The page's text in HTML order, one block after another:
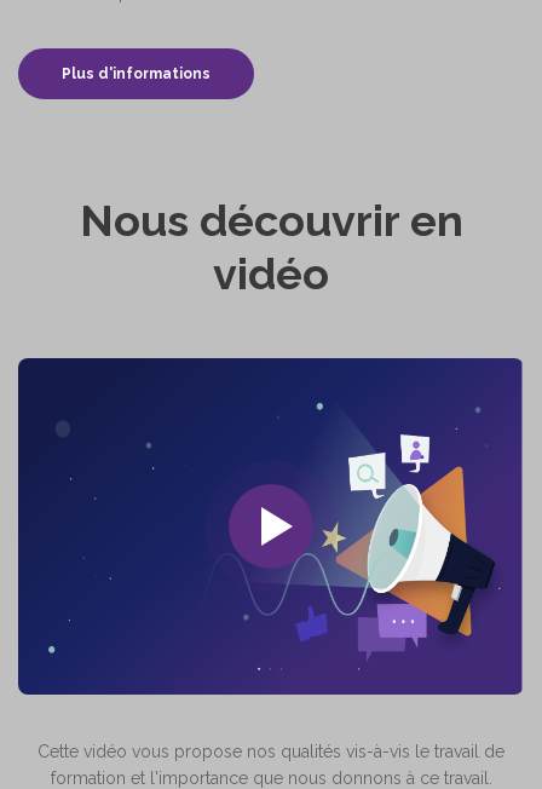
Plus d'informations
Nous découvrir en
vidéo
Cette vidéo vous propose nos qualités vis-à-vis le travail de
formation et l'importance que nous donnons à ce travail.